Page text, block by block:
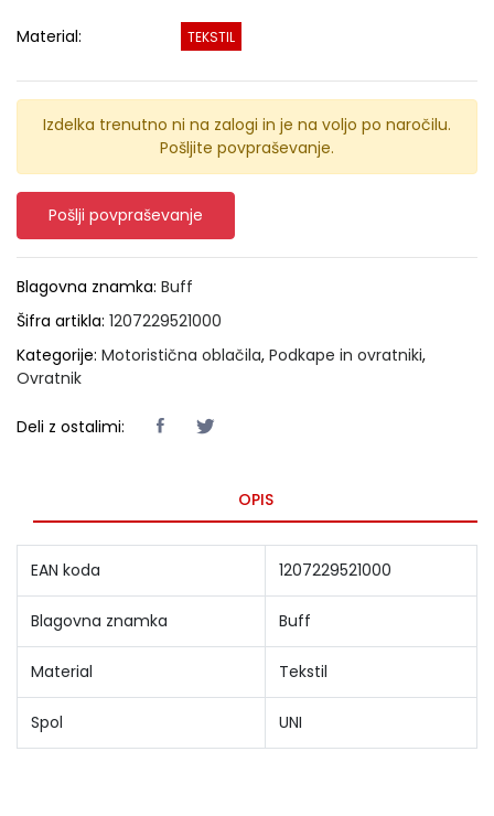
Material: TEKSTIL
Izdelka trenutno ni na zalogi in je na voljo po naročilu.
Pošljite povpraševanje.
Pošlji povpraševanje
Blagovna znamka: Buff
Šifra artikla: 1207229521000
Kategorije: Motoristična oblačila, Podkape in ovratniki,
Ovratnik
Deli z ostalimi:
OPIS
EAN koda 1207229521000
Blagovna znamka Buff
Material Tekstil
Spol UNI